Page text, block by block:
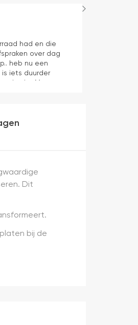
had en die
over dag
heb nu een
iets duurder
Maar
Dit
bij de